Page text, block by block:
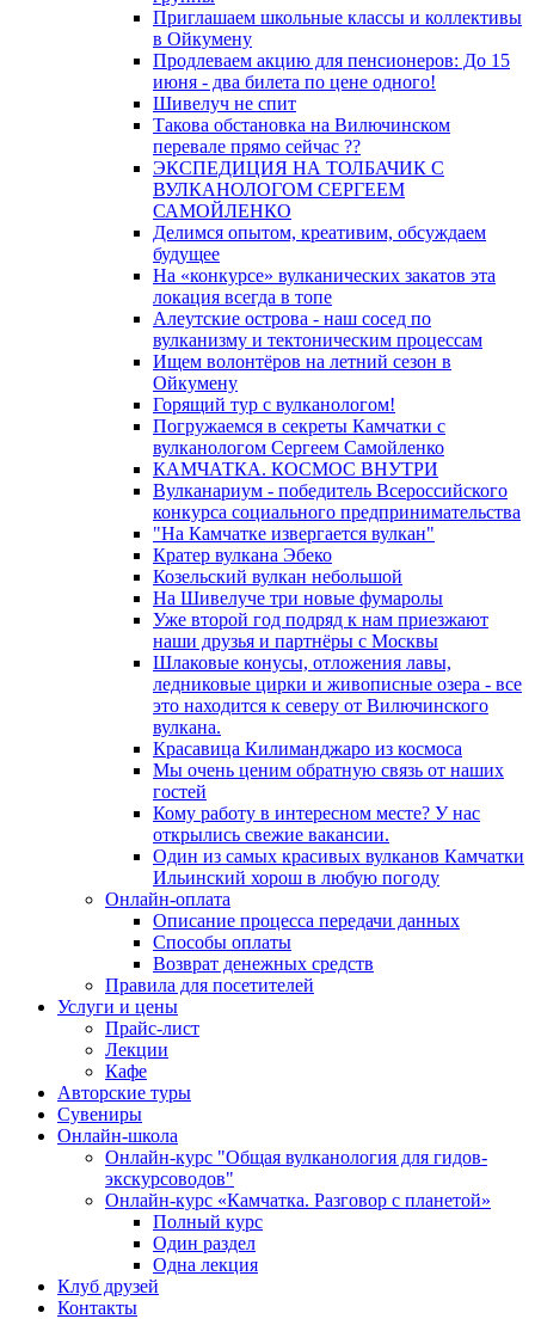
Приглашаем школьные классы и коллективы
в Ойкумену
Продлеваем акцию для пенсионеров: До 15
июня - два билета по цене одного!
Шивелуч не спит
Такова обстановка на Вилючинском
перевале прямо сейчас ??
ЭКСПЕДИЦИЯ НА ТОЛБАЧИК С
ВУЛКАНОЛОГОМ СЕРГЕЕМ
САМОЙЛЕНКО
Делимся опытом, креативим, обсуждаем
будущее
На «конкурсе» вулканических закатов эта
локация всегда в топе
Алеутские острова - наш сосед по
вулканизму и тектоническим процессам
Ищем волонтёров на летний сезон в
Ойкумену
Горящий тур с вулканологом!
Погружаемся в секреты Камчатки с
вулканологом Сергеем Самойленко
КАМЧАТКА. КОСМОС ВНУТРИ
Вулканариум - победитель Всероссийского
конкурса социального предпринимательства
"На Камчатке извергается вулкан"
Кратер вулкана Эбеко
Козельский вулкан небольшой
На Шивелуче три новые фумаролы
Уже второй год подряд к нам приезжают
наши друзья и партнёры с Москвы
Шлаковые конусы, отложения лавы,
ледниковые цирки и живописные озера - все
это находится к северу от Вилючинского
вулкана.
Красавица Килиманджаро из космоса
Мы очень ценим обратную связь от наших
гостей
Кому работу в интересном месте? У нас
открылись свежие вакансии.
Один из самых красивых вулканов Камчатки
Ильинский хорош в любую погоду
Онлайн-оплата
Описание процесса передачи данных
Способы оплаты
Возврат денежных средств
Правила для посетителей
Услуги и цены
Прайс-лист
Лекции
Кафе
Авторские туры
Сувениры
Онлайн-школа
Онлайн-курс "Общая вулканология для гидов-
экскурсоводов"
Онлайн-курс «Камчатка. Разговор с планетой»
Полный курс
Один раздел
Одна лекция
Клуб друзей
Контакты